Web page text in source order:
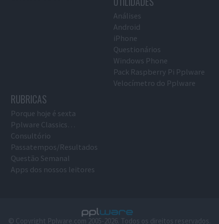
Análises
Android
iPhone
Questionários
Windows Phone
Pack Raspberry Pi Pplware
Velocímetro do Pplware
RUBRICAS
Porque hoje é sexta
Pplware Classics…
Consultório
Passatempos/Resultados
Questão Semanal
Apps dos nossos leitores
© Copyright Pplware.com 2005-2026. Todos os direitos reservados.